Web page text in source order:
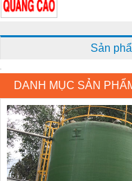
Sản
DANH MỤC SẢN